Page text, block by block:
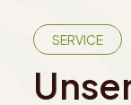
SERVICE